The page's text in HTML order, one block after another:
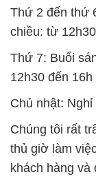
Chủ nhật:
thủ giờ làm
khách hàng và
nhất của nhân
BẢN ĐỒ MAP
TRƯỜNG
ĐỊA CHỈ: